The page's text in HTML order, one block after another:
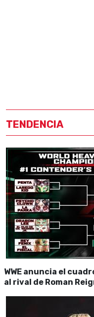
TENDENCIA
WWE anuncia el
al rival de Roman